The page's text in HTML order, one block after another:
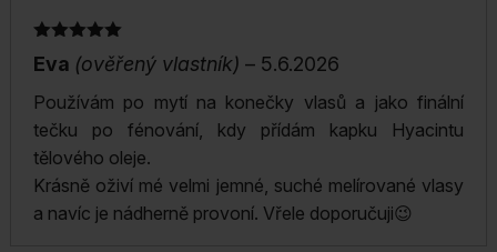
Hodnocení
5z 5
Eva (ověřený vlastník) – 5.6.2026
Používám po mytí na konečky vlasů a jako finální
tečku po fénování, kdy přídám kapku Hyacintu
tělového oleje.
Krásně oživí mé velmi jemné, suché melírované vlasy
a navíc je nádherně provoní. Vřele doporučuji😉